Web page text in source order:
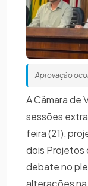
Aprovação
A Câmara de
sessões
feira (21),
dois Projetos
debate no
alterações